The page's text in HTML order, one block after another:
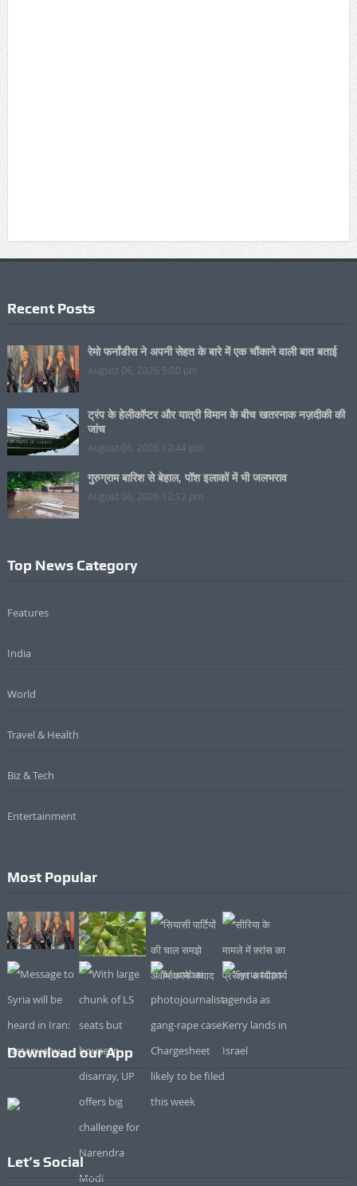
Recent Posts
रेमो फर्नांडीस ने अपनी सेहत के बारे में एक चौंकाने वाली बात बताई
August 06, 2026 5:00 pm
ट्रंप के हेलीकॉप्टर और यात्री विमान के बीच खतरनाक नज़दीकी की
जांच
August 06, 2026 12:44 pm
गुरुग्राम बारिश से बेहाल, पॉश इलाकों में भी जलभराव
August 06, 2026 12:12 pm
Top News Category
Features
India
World
Travel & Health
Biz & Tech
Entertainment
Most Popular
Download our App
Let’s Social